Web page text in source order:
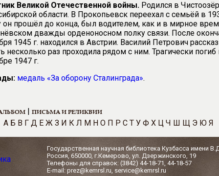
Великой Отечественной войны. Родился в
области. В Прокопьевск переехал с семьёй в
он прошёл до конца, был водителем, как и в мирное
дважды орденоносном полку связи. После
1945 г. находился в Австрии. Василий Петрович
несколько раз проходила рядом с ним. Трагически
1947 г.
медаль «За оборону Сталинграда».
| ПИСЬМА И РЕЛИКВИИ
А Б В Г Д Е Ж З И К Л М Н О П Р С Т У Ф Х Ц Ч Ш Щ Э Ю Я
Государственная научная библиотека Кузбасса имени
Россия, 650000, г.Кемерово, ул. Дзержинского, 19
Телефоны для справок: (3842) 44-18-71, 44-18-57
E-mail: prez@kemrsl.ru, service@kemrsl.ru